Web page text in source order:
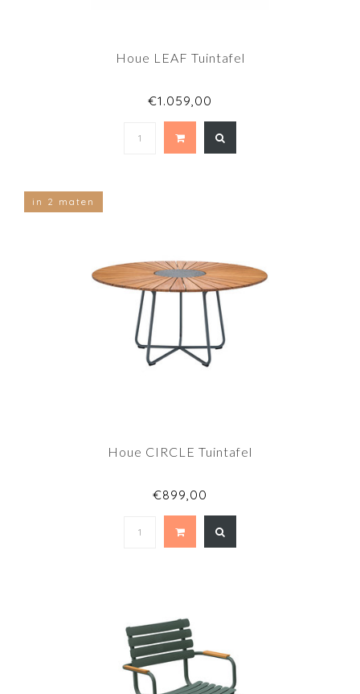
Houe LEAF Tuintafel
€1.059,00
in 2 maten
Houe CIRCLE Tuintafel
€899,00